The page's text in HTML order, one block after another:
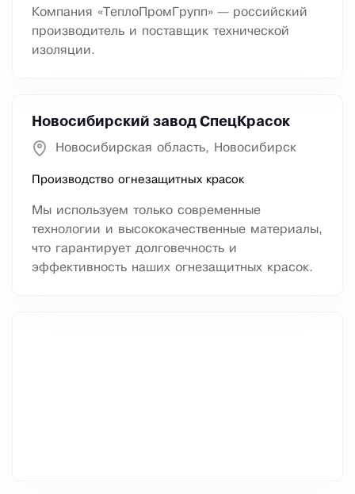
Компания «ТеплоПромГрупп» — российский
производитель и поставщик технической
изоляции.
Новосибирский завод СпецКрасок
Новосибирская область, Новосибирск
Производство огнезащитных красок
Мы используем только современные
технологии и высококачественные материалы,
что гарантирует долговечность и
эффективность наших огнезащитных красок.